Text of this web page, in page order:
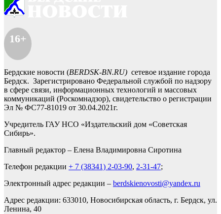
16+
Бердские новости (BERDSK-BN.RU) сетевое издание города
Бердск. Зарегистрировано Федеральной службой по надзору
в сфере связи, информационных технологий и массовых
коммуникаций (Роскомнадзор), свидетельство о регистрации
Эл № ФС77-81019 от 30.04.2021г.
Учредитель ГАУ НСО «Издательский дом «Советская
Сибирь».
Главный редактор – Елена Владимировна Сиротина
Телефон редакции + 7 (38341) 2-03-90, 2-31-47;
Электронный адрес редакции – berdskienovosti@yandex.ru
Адрес редакции: 633010, Новосибирская область, г. Бердск, ул.
Ленина, 40